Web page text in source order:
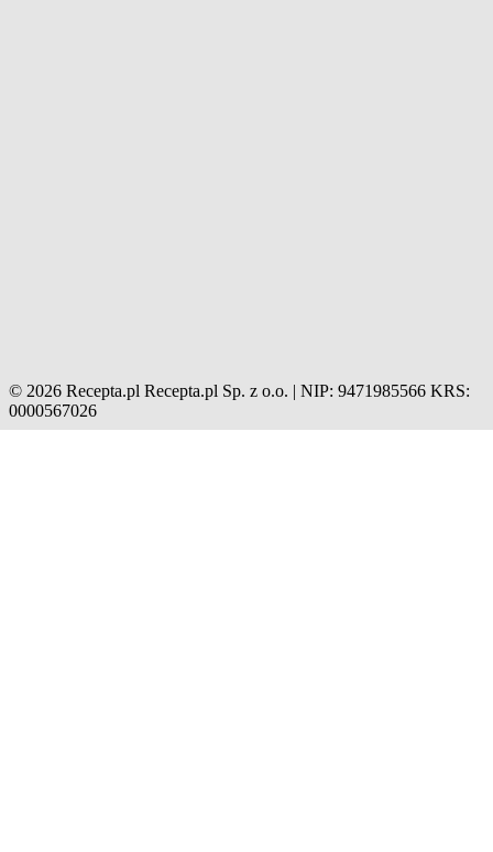
© 2026 Recepta.pl Recepta.pl Sp. z o.o. | NIP: 9471985566 KRS:
0000567026